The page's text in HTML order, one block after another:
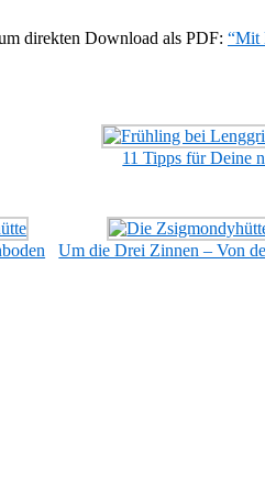
direkten Download als PDF: “Mit
11 Tipps für Deine
Um die Drei Zinnen – Von